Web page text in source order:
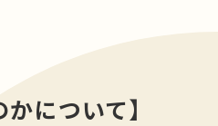
について】